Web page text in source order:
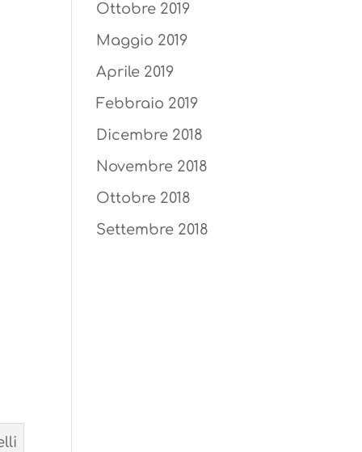
Ottobre 2019
Maggio 2019
Aprile 2019
Febbraio 2019
Dicembre 2018
Novembre 2018
Ottobre 2018
Settembre 2018